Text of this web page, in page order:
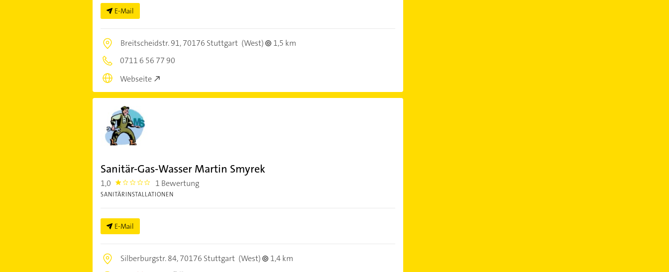
E-Mail
Breitscheidstr. 91,70176 Stuttgart (West)
1,5 km
0711 6 56 77 90
Webseite
Sanitär-Gas-Wasser Martin Smyrek
1,0 1.0 1 Bewertung
SANITÄRINSTALLATIONEN
E-Mail
Silberburgstr. 84,70176 Stuttgart (West)
1,4 km